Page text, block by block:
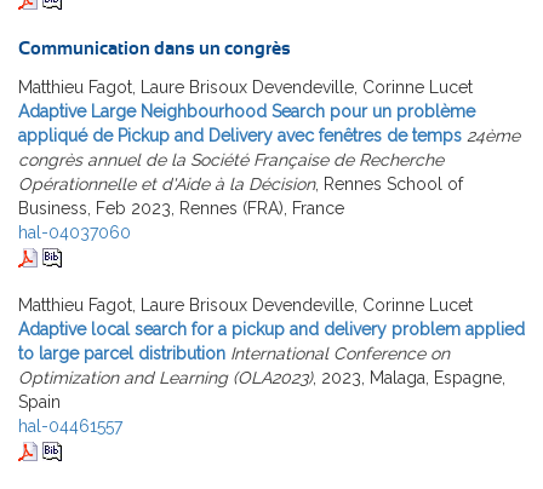
Communication dans un congrès
Matthieu Fagot, Laure Brisoux Devendeville, Corinne Lucet
Adaptive Large Neighbourhood Search pour un problème
appliqué de Pickup and Delivery avec fenêtres de temps 24ème
congrès annuel de la Société Française de Recherche
Opérationnelle et d'Aide à la Décision, Rennes School of
Business, Feb 2023, Rennes (FRA), France
hal-04037060
Matthieu Fagot, Laure Brisoux Devendeville, Corinne Lucet
Adaptive local search for a pickup and delivery problem applied
to large parcel distribution International Conference on
Optimization and Learning (OLA2023), 2023, Malaga, Espagne,
Spain
hal-04461557